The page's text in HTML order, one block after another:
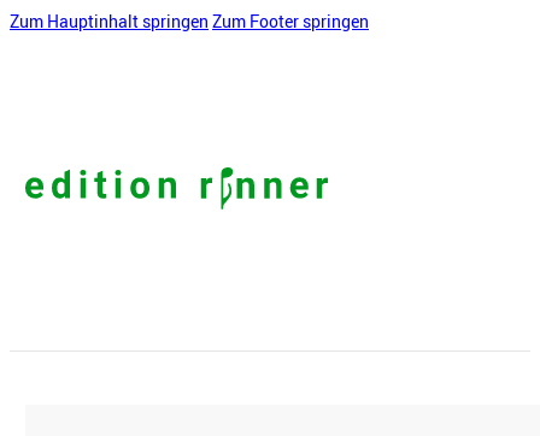
Zum Hauptinhalt springen Zum Footer springen